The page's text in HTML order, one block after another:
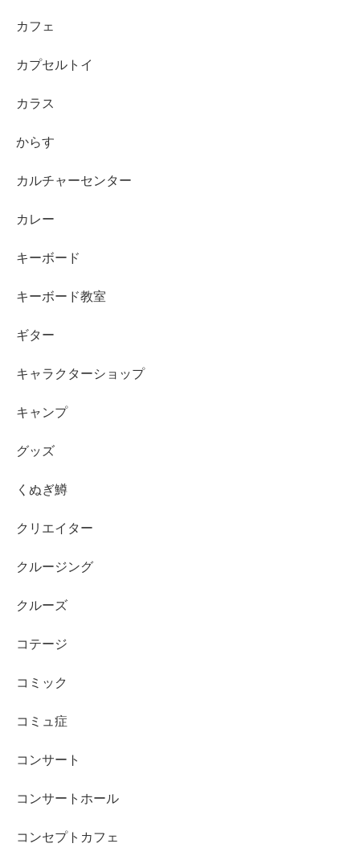
カフェ
カプセルトイ
カラス
からす
カルチャーセンター
カレー
キーボード
キーボード教室
ギター
キャラクターショップ
キャンプ
グッズ
くぬぎ鱒
クリエイター
クルージング
クルーズ
コテージ
コミック
コミュ症
コンサート
コンサートホール
コンセプトカフェ